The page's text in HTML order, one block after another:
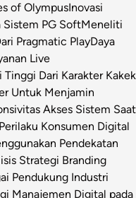
of OlympusInovasi
Sistem PG SoftMeneliti
Pragmatic PlayDaya
Live
Dari Karakter Kakek
Untuk Menjamin
Akses Sistem Saat
Konsumen Digital
Pendekatan
Strategi Branding
Pendukung Industri
Manajemen Digital pada